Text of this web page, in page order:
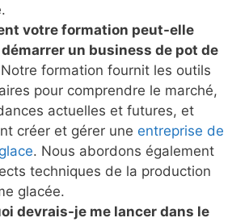
votre formation peut-elle
un business de pot de
Notre formation fournit les outils
pour comprendre le marché,
actuelles et futures, et
créer et gérer une entreprise de
. Nous abordons également
techniques de la production
glacée.
devrais-je me lancer dans le